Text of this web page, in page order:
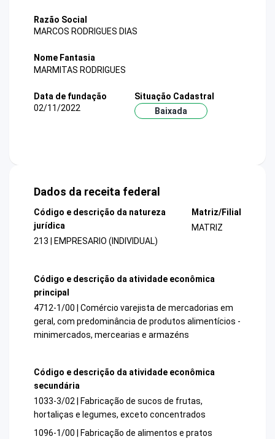
Razão Social
MARCOS RODRIGUES DIAS
Nome Fantasia
MARMITAS RODRIGUES
Data de fundação
02/11/2022
Situação Cadastral
Baixada
Dados da receita federal
Código e descrição da natureza
jurídica
213 | EMPRESARIO (INDIVIDUAL)
Matriz/Filial
MATRIZ
Código e descrição da atividade econômica
principal
4712-1/00 | Comércio varejista de mercadorias em
geral, com predominância de produtos alimentícios -
minimercados, mercearias e armazéns
Código e descrição da atividade econômica
secundária
1033-3/02 | Fabricação de sucos de frutas,
hortaliças e legumes, exceto concentrados
1096-1/00 | Fabricação de alimentos e pratos